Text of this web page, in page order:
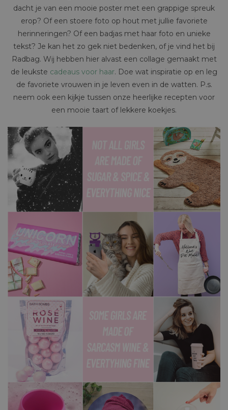
dacht je van een mooie poster met een grappige spreuk
erop? Of een stoere foto op hout met jullie favoriete
herinneringen? Of een badjas met haar foto en unieke
tekst? Je kan het zo gek niet bedenken, of je vind het bij
Radbag. Wij hebben hier alvast een collage gemaakt met
de leukste cadeaus voor haar. Doe wat inspiratie op en leg
de favoriete vrouwen in je leven even in de watten. P.s.
neem ook een kijkje tussen onze heerlijke recepten voor
een mooie taart of lekkere koekjes.